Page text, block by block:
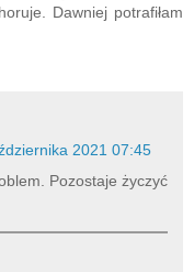
Dawniej potrafiłam
2021 07:45
Pozostaje życzyć